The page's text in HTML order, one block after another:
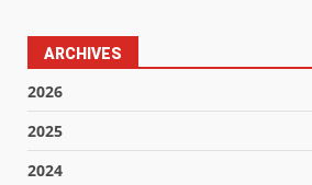
ARCHIVES
2026
2025
2024